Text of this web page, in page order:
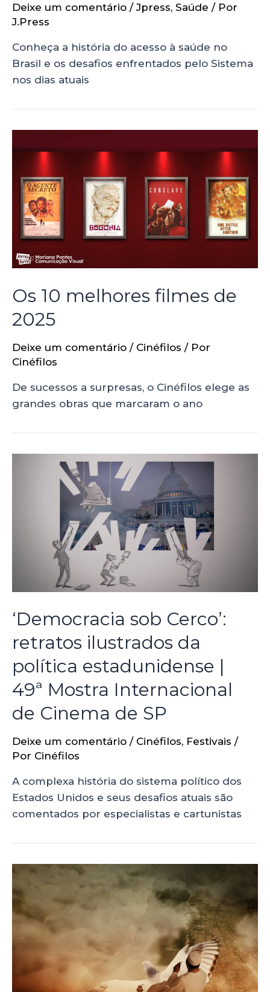
Deixe um comentário /Jpress, Saúde / Por
J.Press
Conheça a história do acesso à saúde no
Brasil e os desafios enfrentados pelo Sistema
nos dias atuais
Os 10 melhores filmes de
2025
Deixe um comentário / Cinéfilos / Por
Cinéfilos
De sucessos a surpresas, o Cinéfilos elege as
grandes obras que marcaram o ano
‘Democracia sob Cerco’:
retratos ilustrados da
política estadunidense |
49ª Mostra Internacional
de Cinema de SP
Deixe um comentário / Cinéfilos, Festivais /
Por Cinéfilos
A complexa história do sistema político dos
Estados Unidos e seus desafios atuais são
comentados por especialistas e cartunistas